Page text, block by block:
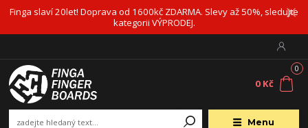
Finga slaví 20let! Doprava od 1600kč ZDARMA. Slevy až 50%, sledujte
kategorii VÝPRODEJ.
Menu
0
0 Kč